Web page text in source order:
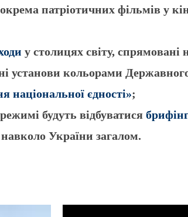
патріотичних фільмів у
у столицях світу,
установи кольорами
національної єдності»;
будуть відбуватися
України загалом.